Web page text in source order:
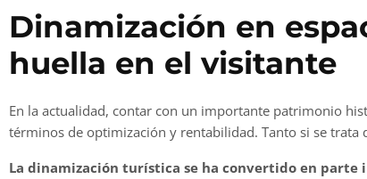
Dinamización en
huella en el visitante
En la actualidad, contar con un importante patrimonio
términos de optimización y rentabilidad. Tanto si se
La dinamización turística se ha convertido en